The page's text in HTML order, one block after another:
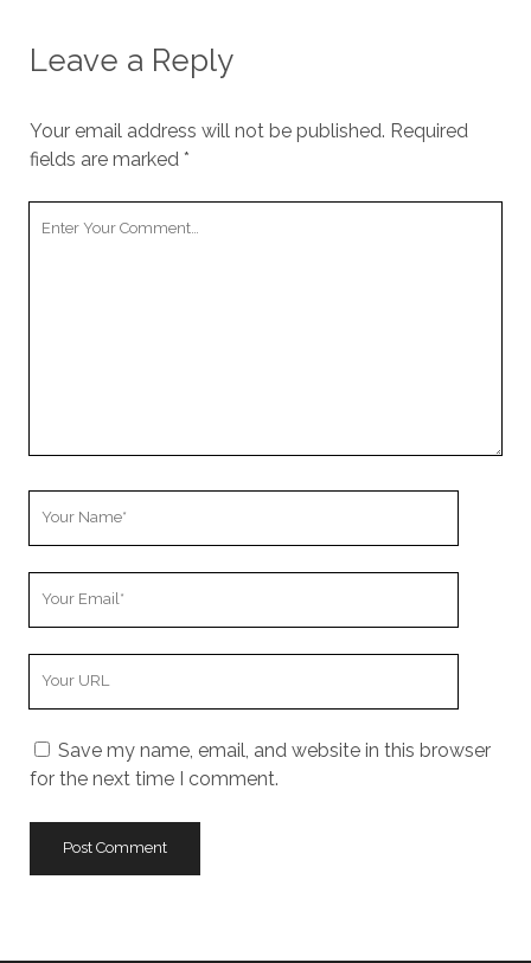
Leave a Reply
Your email address will not be published. Required
fields are marked *
Save my name, email, and website in this browser
for the next time I comment.